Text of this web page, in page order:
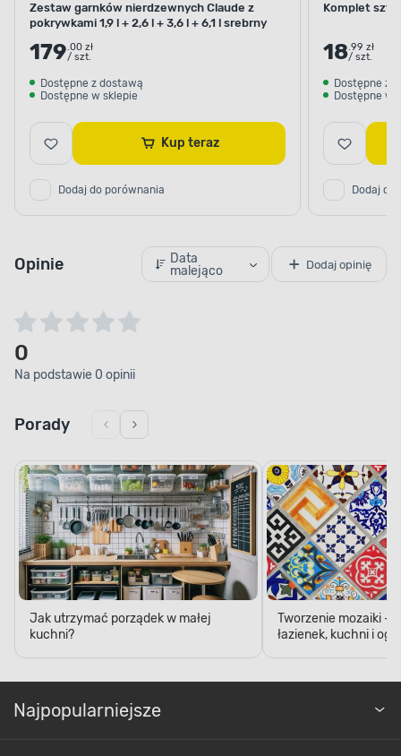
Zestaw garnków nierdzewnych Claude z
pokrywkami 1,9 l + 2,6 l + 3,6 l + 6,1 l srebrny
179.00 zł
/ szt.
Dostępne z dostawą
Dostępne w sklepie
Kup teraz
Dodaj do porównania
Komplet
18.99 zł
/ szt.
Dostępne z
Dostępne w
Dodaj do
Opinie
Data
malejąco
Dodaj opinię
0
Na podstawie 0 opinii
Porady
Jak utrzymać porządek w małej
kuchni?
Tworzenie mozaiki -
łazienek, kuchni i
Najpopularniejsze